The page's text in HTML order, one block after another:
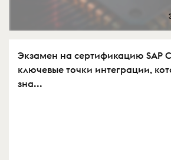
Экзамен на сертификацию SAP
ключевые точки интеграции,
зна...